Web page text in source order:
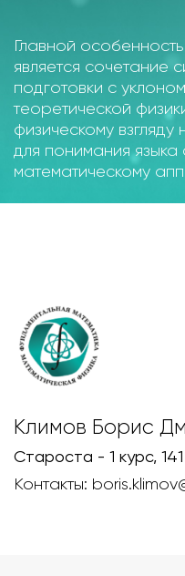
Главной
является сочетание
подготовки с
теоретической
физическому
для понимания языка
математическому
Климов Борис
Староста - 1 курс, 141
Контакты: